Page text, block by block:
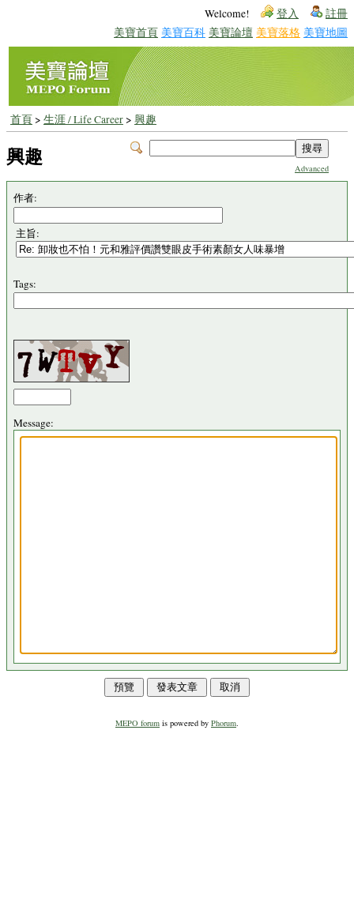
Welcome! 登入 註冊
美寶首頁 美寶百科 美寶論壇 美寶落格 美寶地圖
首頁> 生涯 / Life Career> 興趣
Advanced
興趣
作者:
主旨:
Tags:
Message:
MEPO forum is powered by Phorum.